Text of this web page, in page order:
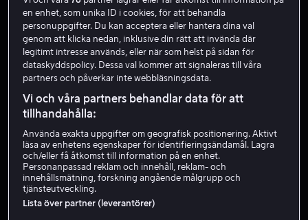
Resident Evil: Retribution
HD
Hyr 49 kr
Köp 109 kr
en enhet, som unika ID i cookies, för att behandla
personuppgifter. Du kan acceptera eller hantera dina val
genom att klicka nedan, inklusive din rätt att invända där
legitimt intresse används, eller när som helst på sidan för
dataskyddspolicy. Dessa val kommer att signaleras till våra
partners och påverkar inte webbläsningsdata.
Vi och våra partners behandlar data för att
tillhandahålla:
Använda exakta uppgifter om geografisk positionering. Aktivt
läsa av enhetens egenskaper för identifieringsändamål. Lagra
och/eller få åtkomst till information på en enhet.
Personanpassad reklam och innehåll, reklam- och
innehållsmätning, forskning angående målgrupp och
tjänsteutveckling.
Lista över partner (leverantörer)